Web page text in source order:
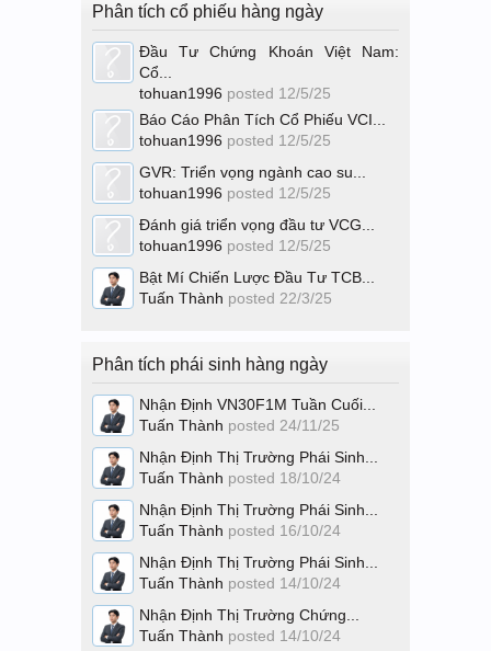
Phân tích cổ phiếu hàng ngày
Đầu Tư Chứng Khoán Việt Nam:
Cổ...
tohuan1996 posted 12/5/25
Báo Cáo Phân Tích Cổ Phiếu VCI...
tohuan1996 posted 12/5/25
GVR: Triển vọng ngành cao su...
tohuan1996 posted 12/5/25
Đánh giá triển vọng đầu tư VCG...
tohuan1996 posted 12/5/25
Bật Mí Chiến Lược Đầu Tư TCB...
Tuấn Thành posted 22/3/25
Phân tích phái sinh hàng ngày
Nhận Định VN30F1M Tuần Cuối...
Tuấn Thành posted 24/11/25
Nhận Định Thị Trường Phái Sinh...
Tuấn Thành posted 18/10/24
Nhận Định Thị Trường Phái Sinh...
Tuấn Thành posted 16/10/24
Nhận Định Thị Trường Phái Sinh...
Tuấn Thành posted 14/10/24
Nhận Định Thị Trường Chứng...
Tuấn Thành posted 14/10/24